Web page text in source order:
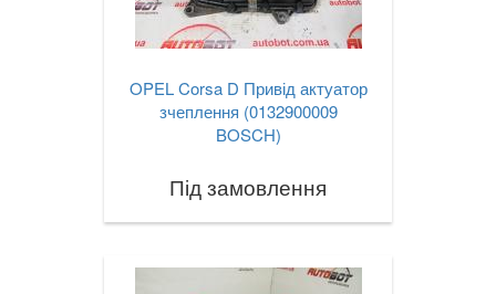
OPEL Corsa D Привід актуатор
зчеплення (0132900009
BOSCH)
Під замовлення